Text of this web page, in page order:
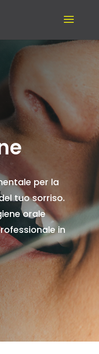
per la
tuo sorriso.
orale
in